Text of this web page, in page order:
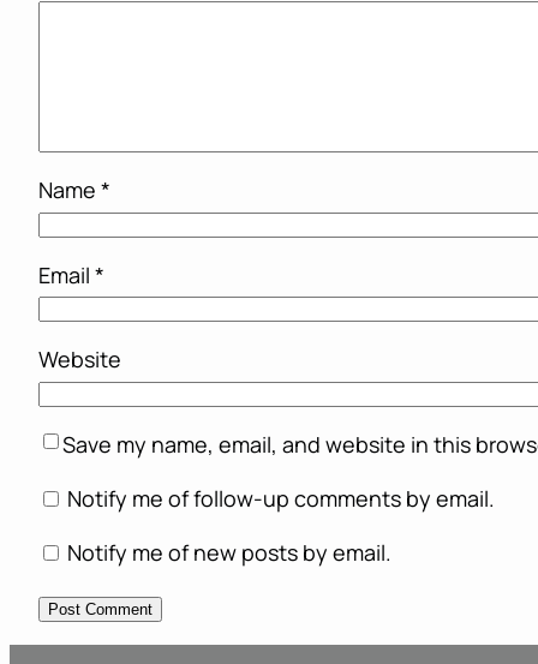
Name *
Email *
Website
Save my name, email, and website in this
Notify me of follow-up comments by email.
Notify me of new posts by email.